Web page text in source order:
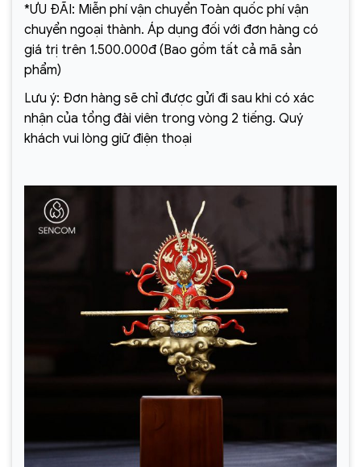
*ƯU ĐÃI: Miễn phí vận chuyển Toàn quốc phí vận
chuyển ngoại thành. Áp dụng đối với đơn hàng có
giá trị trên 1.500.000đ (Bao gồm tất cả mã sản
phẩm)
Lưu ý: Đơn hàng sẽ chỉ được gửi đi sau khi có xác
nhận của tổng đài viên trong vòng 2 tiếng. Quý
khách vui lòng giữ điện thoại